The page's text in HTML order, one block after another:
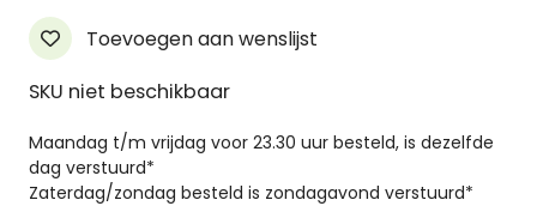
Shine
aantal
Toevoegen aan wenslijst
SKU niet beschikbaar
Maandag t/m vrijdag voor 23.30 uur besteld, is dezelfde
dag verstuurd*
Zaterdag/zondag besteld is zondagavond verstuurd*